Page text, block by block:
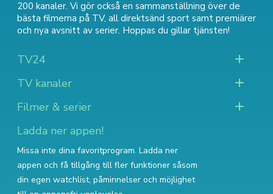
200 kanaler. Vi gör också en sammanställning över de
bästa filmerna på TV, all direktsänd sport samt premiärer
och nya avsnitt av serier. Hoppas du gillar tjänsten!
TV24
TV kanaler
Filmer & serier
Ladda ner appen!
Missa inte dina favoritprogram. Ladda ner
appen och få tillgång till fler funktioner såsom
din egen watchlist, påminnelser och möjlighet